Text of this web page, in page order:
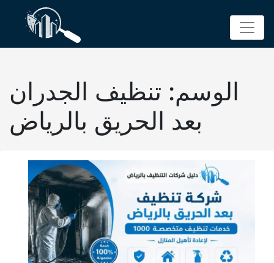
الوسم: تنظيف الجدران
بعد الحريق بالرياض